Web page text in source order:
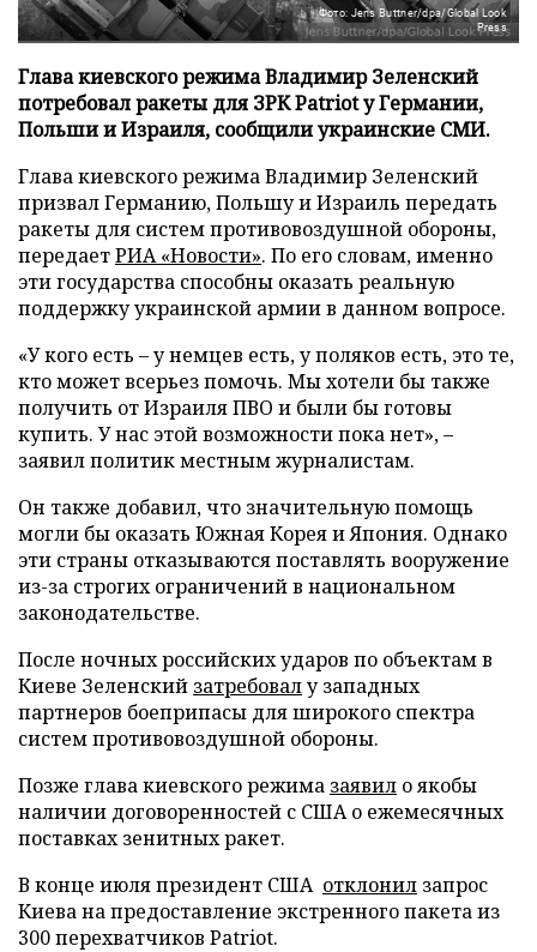
Фото: Jens Buttner/dpa/Global Look
Press
Глава киевского режима Владимир Зеленский
потребовал ракеты для ЗРК Patriot у Германии,
Польши и Израиля, сообщили украинские СМИ.
Глава киевского режима Владимир Зеленский
призвал Германию, Польшу и Израиль передать
ракеты для систем противовоздушной обороны,
передаетРИА «Новости». По его словам, именно
эти государства способны оказать реальную
поддержку украинской армии в данном вопросе.
«У кого есть – у немцев есть, у поляков есть, это те,
кто может всерьез помочь. Мы хотели бы также
получить от Израиля ПВО и были бы готовы
купить. У нас этой возможности пока нет», –
заявил политик местным журналистам.
Он также добавил, что значительную помощь
могли бы оказать Южная Корея и Япония. Однако
эти страны отказываются поставлять вооружение
из-за строгих ограничений в национальном
законодательстве.
После ночных российских ударов по объектам в
Киеве Зеленский затребовалу западных
партнеров боеприпасы для широкого спектра
систем противовоздушной обороны.
Позже глава киевского режима заявил о якобы
наличии договоренностей с США о ежемесячных
поставках зенитных ракет.
В конце июля президент США отклонил запрос
Киева на предоставление экстренного пакета из
300 перехватчиков Patriot.